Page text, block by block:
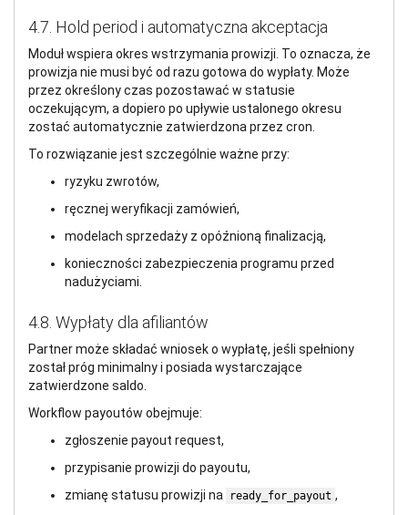
4.7. Hold period i automatyczna akceptacja
Moduł wspiera okres wstrzymania prowizji. To oznacza, że
prowizja nie musi być od razu gotowa do wypłaty. Może
przez określony czas pozostawać w statusie
oczekującym, a dopiero po upływie ustalonego okresu
zostać automatycznie zatwierdzona przez cron.
To rozwiązanie jest szczególnie ważne przy:
ryzyku zwrotów,
ręcznej weryfikacji zamówień,
modelach sprzedaży z opóźnioną finalizacją,
konieczności zabezpieczenia programu przed
nadużyciami.
4.8. Wypłaty dla afiliantów
Partner może składać wniosek o wypłatę, jeśli spełniony
został próg minimalny i posiada wystarczające
zatwierdzone saldo.
Workflow payoutów obejmuje:
zgłoszenie payout request,
przypisanie prowizji do payoutu,
zmianę statusu prowizji na
ready_for_payout ,